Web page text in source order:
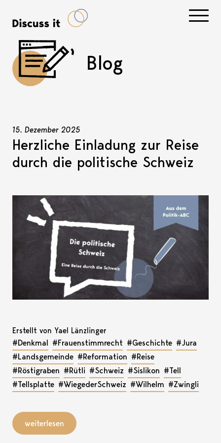
Blog
15. Dezember 2025
Herzliche Einladung zur Reise
durch die politische Schweiz
Erstellt von Yael Länzlinger
#Denkmal #Frauenstimmrecht #Geschichte #Jura
#Landsgemeinde #Reformation #Reise
#Röstigraben #Rütli #Schweiz #Sislikon #Tell
#Tellsplatte #WiegederSchweiz #Wilhelm #Zwingli
weiterlesen